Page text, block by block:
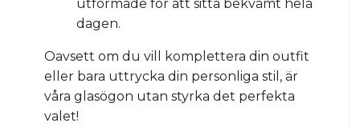
utformade för att sitta bekvämt hela
dagen.
Oavsett om du vill komplettera din outfit
eller bara uttrycka din personliga stil, är
våra glasögon utan styrka det perfekta
valet!